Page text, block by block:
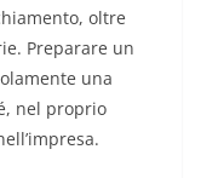
oltre
Preparare un
una
nel proprio